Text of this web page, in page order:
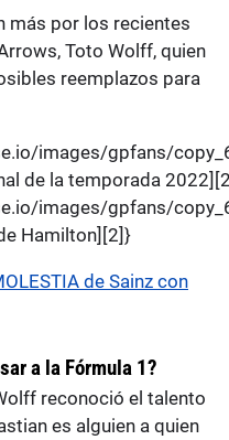
más por los recientes
Toto Wolff, quien
reemplazos para
images/gpfans/
de la temporada
images/gpfans/
Hamilton][2]}
de Sainz con
a la Fórmula 1?
reconoció el talento
es alguien a quien